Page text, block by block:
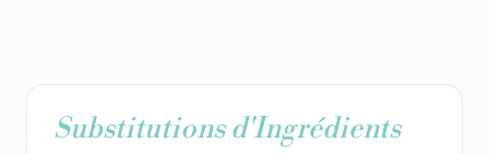
Substitutions d'Ingrédients